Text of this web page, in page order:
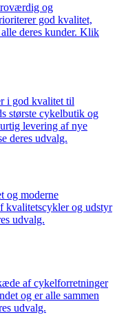
og
god kvalitet,
deres kunder. Klik
i god kvalitet til
største cykelbutik og
levering af nye
deres udvalg.
og moderne
kvalitetscykler og udstyr
udvalg.
af cykelforretninger
og er alle sammen
udvalg.